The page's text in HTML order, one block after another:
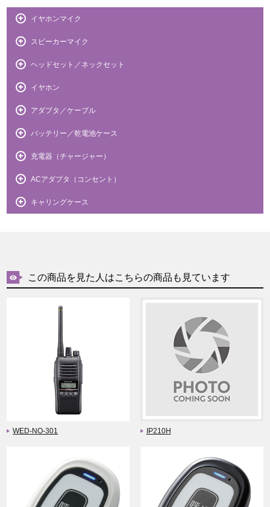
イヤホンマイク
スピーカーマイク
ヘッドセット／ネックセット
イヤホン
アダプタ／ケーブル
バッテリー／乾電池ケース
充電器（チャージャー）
ACアダプタ（コンセント）
キャリングケース
この商品を見た人はこちらの商品も見ています
WED-NO-301 IP210H